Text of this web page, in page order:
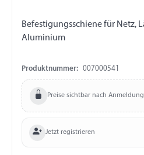
Befestigungsschiene für Netz, Länge 1100 mm
Aluminium
Produktnummer: 007000541
Preise sichtbar nach Anmeldung
Jetzt registrieren